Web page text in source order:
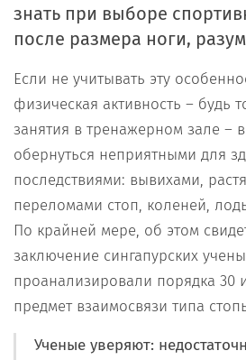
знать при выборе
после размера ноги,
Если не учитывать эту
физическая активность – будь
занятия в тренажерном зале –
обернуться неприятными для
последствиями: вывихами,
переломами стоп, коленей,
По крайней мере, об этом
заключение сингапурских
проанализировали порядка 30
предмет взаимосвязи типа
Ученые уверяют: